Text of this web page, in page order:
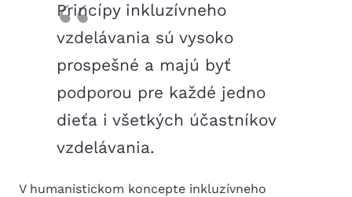
Princípy inkluzívneho
vzdelávania sú vysoko
prospešné a majú byť
podporou pre každé jedno
dieťa i všetkých účastníkov
vzdelávania.
V humanistickom koncepte inkluzívneho